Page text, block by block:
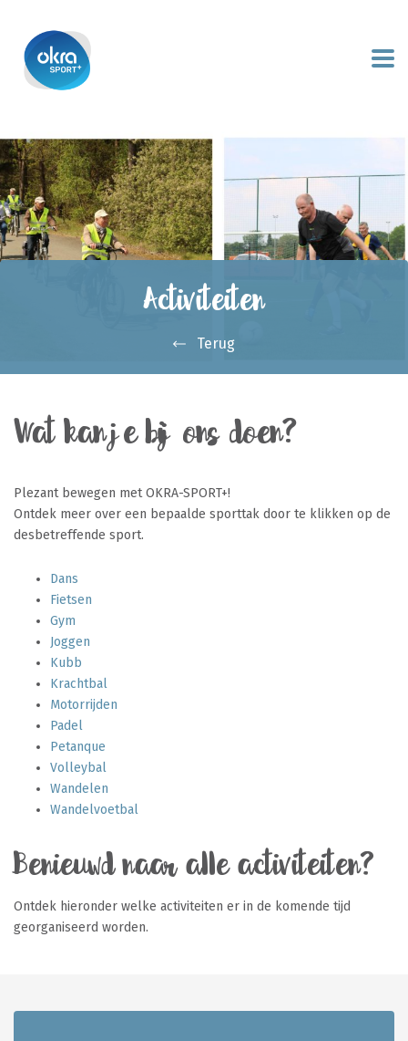
Activiteiten
Terug
Wat kan je bij ons doen?
Plezant bewegen met OKRA-SPORT+!
Ontdek meer over een bepaalde sporttak door te klikken op de
desbetreffende sport.
Dans
Fietsen
Gym
Joggen
Kubb
Krachtbal
Motorrijden
Padel
Petanque
Volleybal
Wandelen
Wandelvoetbal
Benieuwd naar alle activiteiten?
Ontdek hieronder welke activiteiten er in de komende tijd
georganiseerd worden.